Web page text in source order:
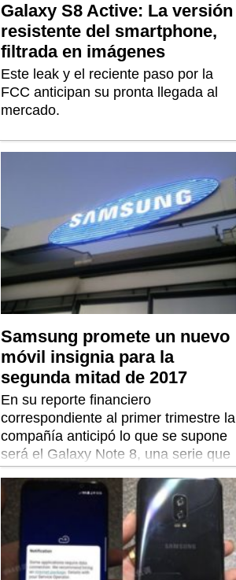
Galaxy S8 Active: La versión
resistente del smartphone,
filtrada en imágenes
Este leak y el reciente paso por la
FCC anticipan su pronta llegada al
mercado.
Samsung promete un nuevo
móvil insignia para la
segunda mitad de 2017
En su reporte financiero
correspondiente al primer trimestre la
compañía anticipó lo que se supone
será el Galaxy Note 8, una serie que
Note 7.